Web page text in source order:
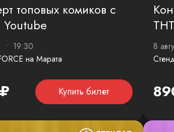
топовых комиков с
• 19:30
на Марата
Купить билет
8